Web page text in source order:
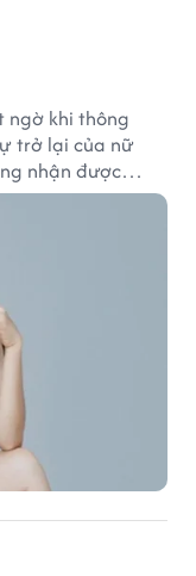
ngờ khi thông
trở lại của nữ
nhận được